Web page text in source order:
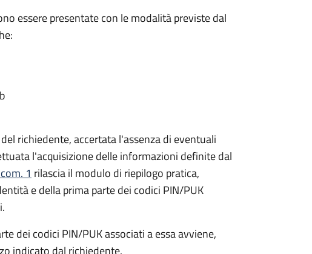
essere presentate con le modalità previste dal
:
richiedente, accertata l'assenza di eventuali
l'acquisizione delle informazioni definite dal
1 rilascia il modulo di riepilogo pratica,
e della prima parte dei codici PIN/PUK
dei codici PIN/PUK associati a essa avviene,
indicato dal richiedente.